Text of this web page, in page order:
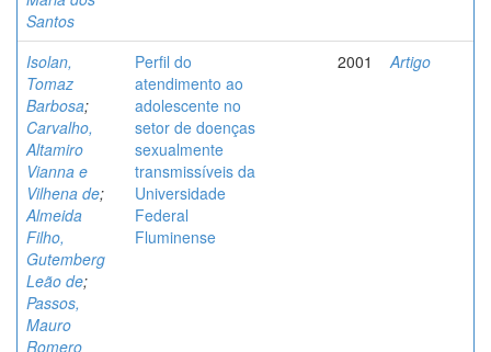
Santos
Isolan,
Tomaz
Barbosa;
Carvalho,
Altamiro
Vianna e
Vilhena de;
Almeida
Filho,
Gutemberg
Leão de;
Passos,
Mauro
Romero
Perfil do
atendimento ao
adolescente no
setor de doenças
sexualmente
transmissíveis da
Universidade
Federal
Fluminense
2001 Artigo